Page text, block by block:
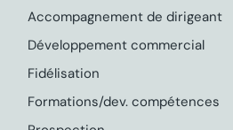
Accompagnement de dirigeant
Développement commercial
Fidélisation
Formations/dev. compétences